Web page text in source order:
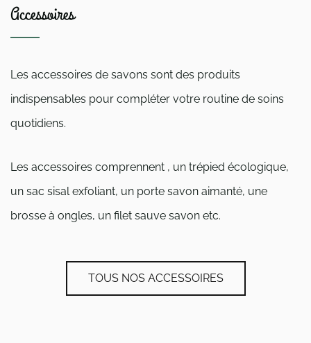
Accessoires
Les accessoires de savons sont des produits
indispensables pour compléter votre routine de soins
quotidiens.
Les accessoires comprennent , un trépied écologique,
un sac sisal exfoliant, un porte savon aimanté, une
brosse à ongles, un filet sauve savon etc.
TOUS NOS ACCESSOIRES